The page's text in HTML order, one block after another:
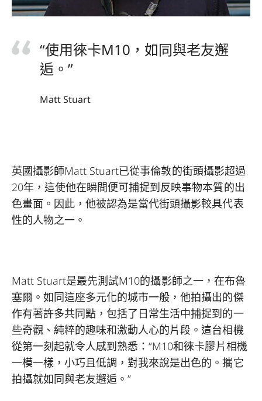
“使用徠卡M10，如同與老友邂
逅。”
Matt Stuart
英國攝影師Matt Stuart已從事倫敦的街頭攝影超過
20年，這使他在瞬間便可捕捉到反映事物本質的出
色畫面。因此，他被認為是當代街頭攝影較具代表
性的人物之一。
Matt Stuart是最先測試M10的攝影師之一，在布魯
塞爾。如同這座多元化的城市一般，他拍攝出的傑
作有著許多共同點，包括了日常生活中捕捉到的一
些奇觀、純粹的趣味和激動人心的片段。這台相機
從第一刻起就令人感到熟悉：“M10和徠卡膠片相機
一模一樣，小巧且低調，對我來說是出色的。攜它
拍攝就如同與老友邂逅。”